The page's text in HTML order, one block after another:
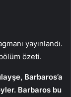
yayınlandı.
özeti.
Barbaros’a
Barbaros bu